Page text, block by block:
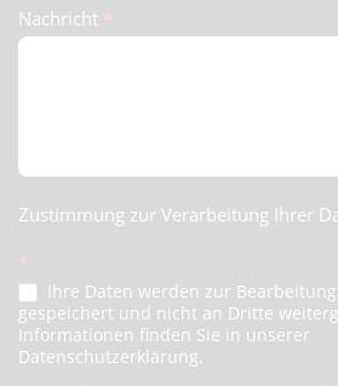
Nachricht *
Zustimmung zur Verarbeitung Ihrer
*
Ihre Daten werden zur
gespeichert und nicht an Dritte
Informationen finden Sie in unserer
Datenschutzerklärung.